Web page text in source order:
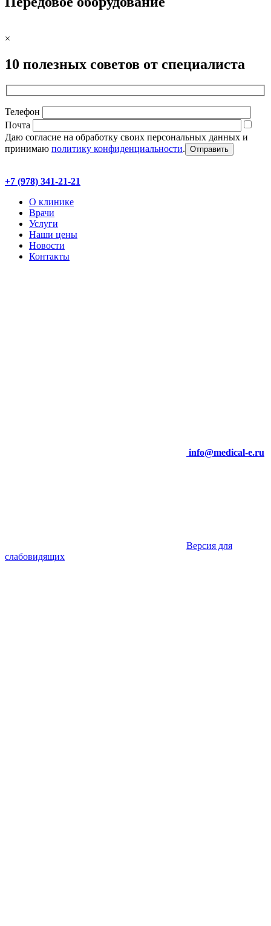
×
10 полезных советов от специалиста
Телефон
Почта
Даю согласие на обработку своих персональных данных и
принимаю политику конфиденциальности.
+7 (978) 341-21-21
О клинике
Врачи
Услуги
Наши цены
Новости
Контакты
info@medical-e.ru
Версия для
слабовидящих